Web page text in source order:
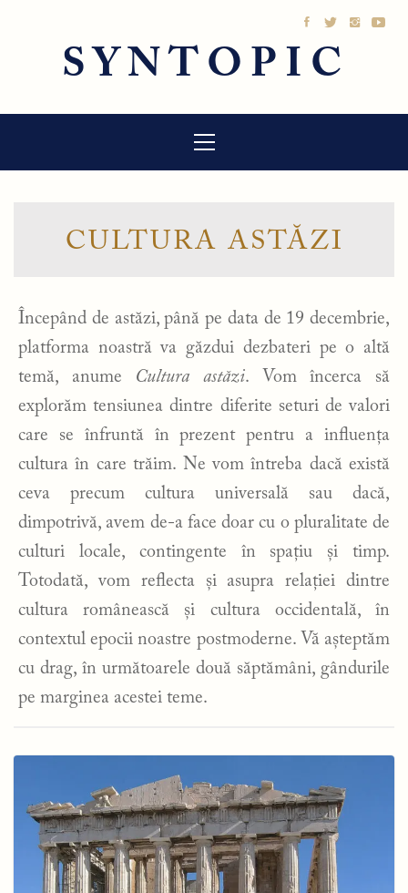
SYNTOPIC
principal
CULTURA ASTĂZI
Începând de astăzi, până pe data de 19 decembrie,
platforma noastră va găzdui dezbateri pe o altă
temă, anume Cultura astăzi. Vom încerca să
explorăm tensiunea dintre diferite seturi de valori
care se înfruntă în prezent pentru a influența
cultura în care trăim. Ne vom întreba dacă există
ceva precum cultura universală sau dacă,
dimpotrivă, avem de-a face doar cu o pluralitate de
culturi locale, contingente în spațiu și timp.
Totodată, vom reflecta și asupra relației dintre
cultura românească și cultura occidentală, în
contextul epocii noastre postmoderne. Vă așteptăm
cu drag, în următoarele două săptămâni, gândurile
pe marginea acestei teme.